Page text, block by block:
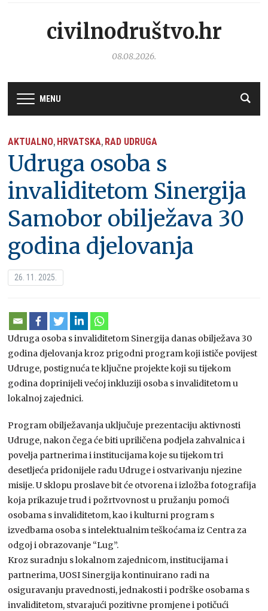
civilnodruštvo.hr
08.08.2026.
MENU
AKTUALNO, HRVATSKA, RAD UDRUGA
Udruga osoba s
invaliditetom Sinergija
Samobor obilježava 30
godina djelovanja
26. 11. 2025.
Udruga osoba s invaliditetom Sinergija danas obilježava 30
godina djelovanja kroz prigodni program koji ističe povijest
Udruge, postignuća te ključne projekte koji su tijekom
godina doprinijeli većoj inkluziji osoba s invaliditetom u
lokalnoj zajednici.
Program obilježavanja uključuje prezentaciju aktivnosti
Udruge, nakon čega će biti upriličena podjela zahvalnica i
povelja partnerima i institucijama koje su tijekom tri
desetljeća pridonijele radu Udruge i ostvarivanju njezine
misije. U sklopu proslave bit će otvorena i izložba fotografija
koja prikazuje trud i požrtvovnost u pružanju pomoći
osobama s invaliditetom, kao i kulturni program s
izvedbama osoba s intelektualnim teškoćama iz Centra za
odgoj i obrazovanje “Lug”.
Kroz suradnju s lokalnom zajednicom, institucijama i
partnerima, UOSI Sinergija kontinuirano radi na
osiguravanju pravednosti, jednakosti i podrške osobama s
invaliditetom, stvarajući pozitivne promjene i potičući